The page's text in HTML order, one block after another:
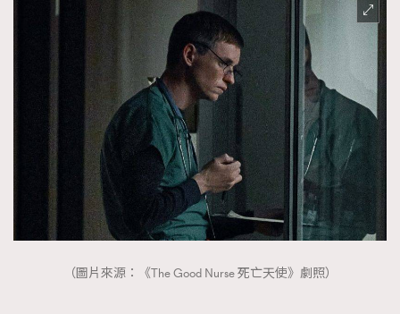
（圖片來源：《The Good Nurse 死亡天使》劇照）